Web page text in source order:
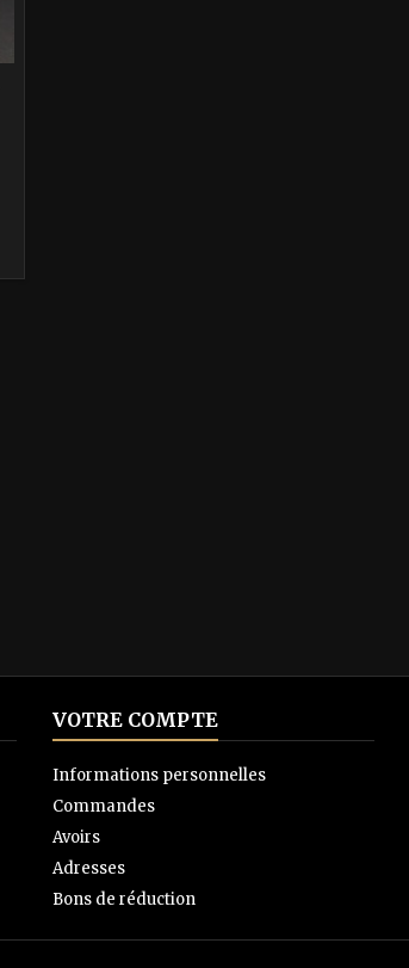
VOTRE COMPTE
Informations personnelles
Commandes
Avoirs
Adresses
Bons de réduction